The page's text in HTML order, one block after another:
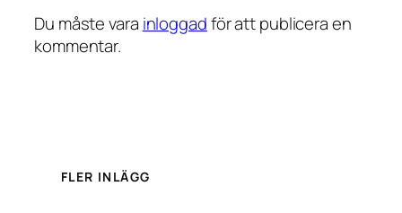
Du måste vara inloggadför att publicera en
kommentar.
FLER INLÄGG